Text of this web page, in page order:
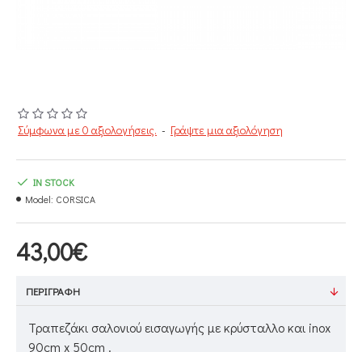
Σύμφωνα με 0 αξιολογήσεις. - Γράψτε μια αξιολόγηση
43,00€
IN STOCK
Model: CORSICA
ΠΕΡΙΓΡΑΦΉ
Τραπεζάκι σαλονιού εισαγωγής με κρύσταλλο και inox
90cm x 50cm .